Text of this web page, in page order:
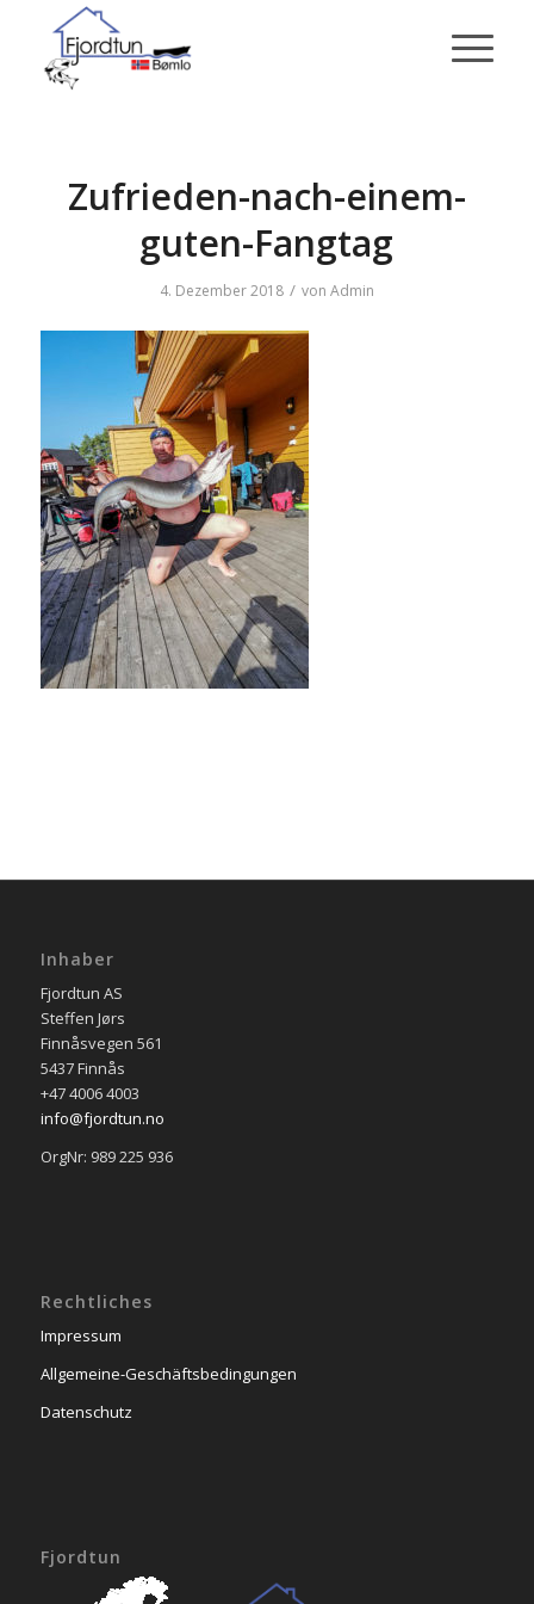
Zufrieden-nach-einem-
guten-Fangtag
4. Dezember 2018 / von Admin
Inhaber
Fjordtun AS
Steffen Jørs
Finnåsvegen 561
5437 Finnås
+47 4006 4003
info@fjordtun.no
OrgNr: 989 225 936
Rechtliches
Impressum
Allgemeine-Geschäftsbedingungen
Datenschutz
Fjordtun